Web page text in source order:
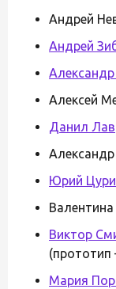
Андрей
Андрей
Алексей
Данил
Юрий
Виктор
Мария